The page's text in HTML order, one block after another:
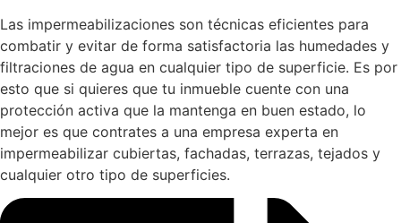
Las impermeabilizaciones son técnicas eficientes para
combatir y evitar de forma satisfactoria las humedades y
filtraciones de agua en cualquier tipo de superficie. Es por
esto que si quieres que tu inmueble cuente con una
protección activa que la mantenga en buen estado, lo
mejor es que contrates a una empresa experta en
impermeabilizar cubiertas, fachadas, terrazas, tejados y
cualquier otro tipo de superficies.